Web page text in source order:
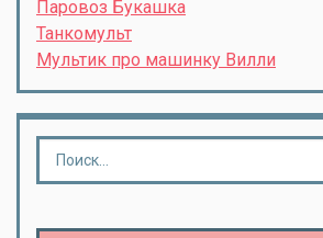
Паровоз Букашка
Танкомульт
Мультик про машинку Вилли